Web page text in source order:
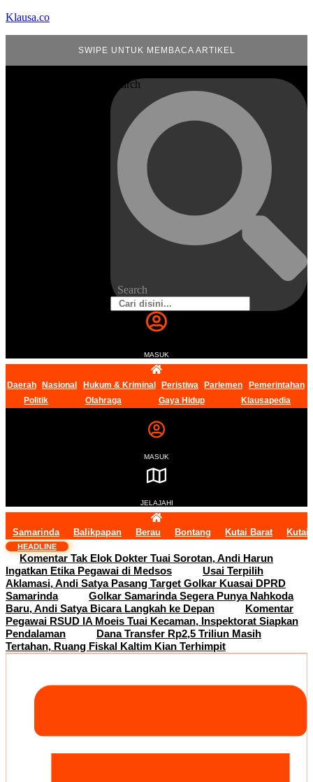
Klausa.co
SWIPE UNTUK MEMBACA ARTIKEL
Search
Search
MASUK
Daerah Nasional Hukum & Kriminal Peristiwa Parlemen
Pemerintahan
Politik
Olahraga Gaya Hidup Klausapedia
MASUK
JELAJAHI
Samarinda Balikpapan Berau Bontang Kutai Barat Kutai
HEADLINE
Komentar Tak Elok Dokter Tuai Sorotan, Andi Harun
Ingatkan Etika Pegawai di Medsos
Usai Terpilih
Aklamasi, Andi Satya Pasang Target Golkar Kuasai DPRD
Samarinda
Golkar Samarinda Segera Punya Nahkoda
Baru, Andi Satya Bicara Langkah ke Depan
Komentar
Pegawai RSUD IA Moeis Tuai Kecaman, Inspektorat Siapkan
Pendalaman
Dana Transfer Rp2,5 Triliun Masih
Tertahan, Ruang Fiskal Kaltim Kian Terhimpit